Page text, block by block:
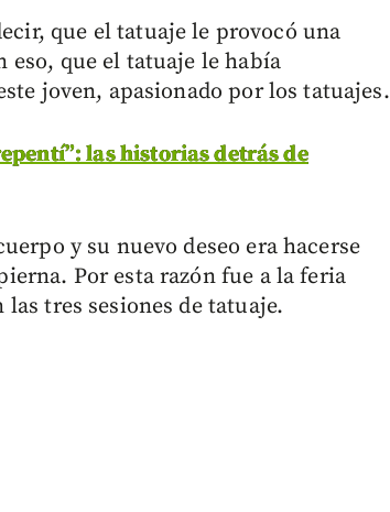
que el tatuaje le provocó una
que el tatuaje le había
joven, apasionado por los tatuajes.
las historias detrás de
y su nuevo deseo era hacerse
Por esta razón fue a la feria
tres sesiones de tatuaje.